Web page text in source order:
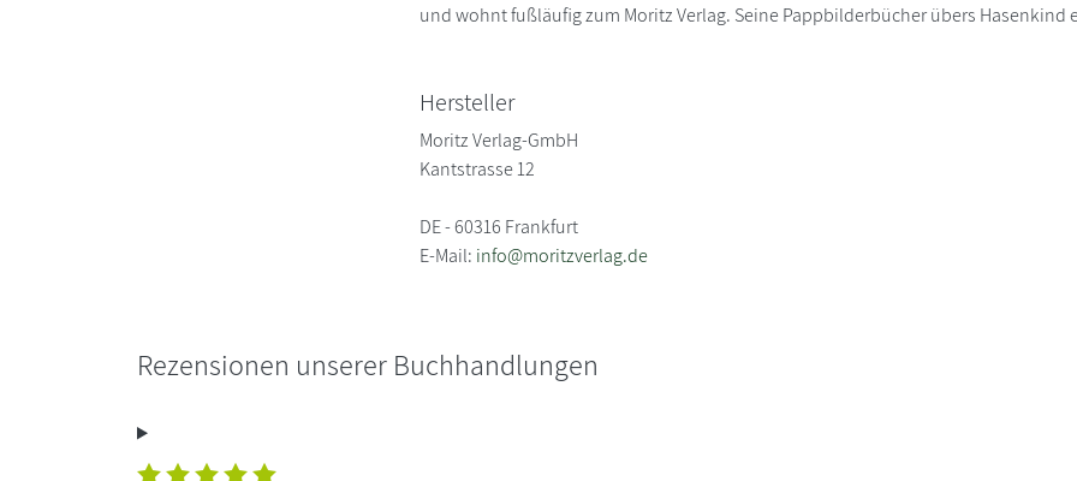
und wohnt fußläufig zum Moritz Verlag. Seine Pappbilderbücher übers Hasenkind
Hersteller
Moritz Verlag-GmbH
Kantstrasse 12
DE - 60316 Frankfurt
E-Mail: info@moritzverlag.de
Rezensionen unserer Buchhandlungen